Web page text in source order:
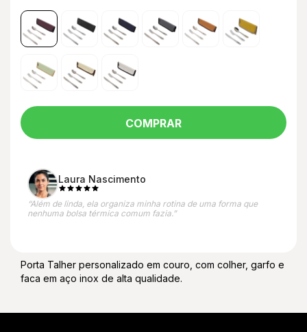
Laura Nascimento
“Além de linda, ela organiza minha rotina de uma forma que
nenhuma bolsa térmica comum fazia.”
Porta Talher personalizado em couro, com colher, garfo e
faca em aço inox de alta qualidade.